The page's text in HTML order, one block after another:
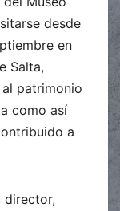
desde
en
Salta,
patrimonio
como así
a
director,